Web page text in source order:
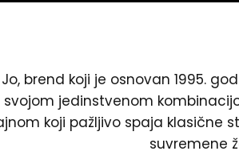
Jo, brend koji je osnovan 1995.
svojom jedinstvenom
koji pažljivo spaja klasične
suvremene